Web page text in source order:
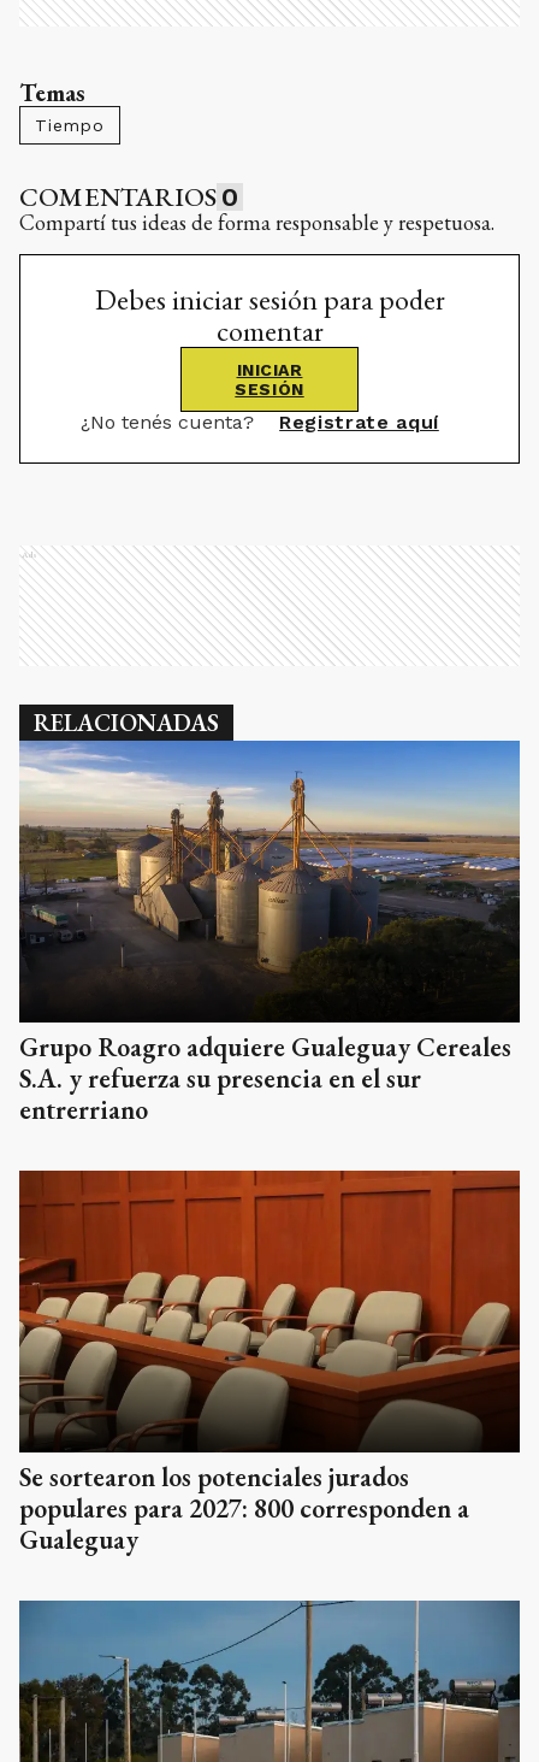
Temas
Tiempo
COMENTARIOS 0
Compartí tus ideas de forma responsable y respetuosa.
Debes iniciar sesión para poder
comentar
INICIAR
SESIÓN
¿No tenés cuenta? Registrate aquí
Ads
RELACIONADAS
Grupo Roagro adquiere Gualeguay Cereales
S.A. y refuerza su presencia en el sur
entrerriano
Se sortearon los potenciales jurados
populares para 2027: 800 corresponden a
Gualeguay